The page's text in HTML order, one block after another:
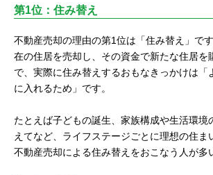
第1位：住み替え
不動産売却の理由の第1位は「住み替え」で
在の住居を売却し、その資金で新たな住居を
で、実際に住み替えするおもなきっかけは「
に入れるため」です。
たとえば子どもの誕生、家族構成や生活環境
えてなど、ライフステージごとに理想の住ま
不動産売却による住み替えをおこなう人が多